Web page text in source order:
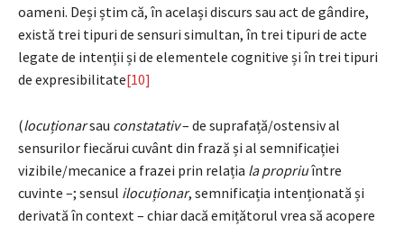
oameni. Deși știm că, în același discurs sau act de gândire,
există trei tipuri de sensuri simultan, în trei tipuri de acte
legate de intenții și de elementele cognitive și în trei tipuri
de expresibilitate[10]
(locuționarsau constatativ– de suprafață/ostensiv al
sensurilor fiecărui cuvânt din frază și al semnificației
vizibile/mecanice a frazei prin relația la propriuîntre
cuvinte –; sensul ilocuționar, semnificația intenționată și
derivată în context – chiar dacă emițătorul vrea să acopere